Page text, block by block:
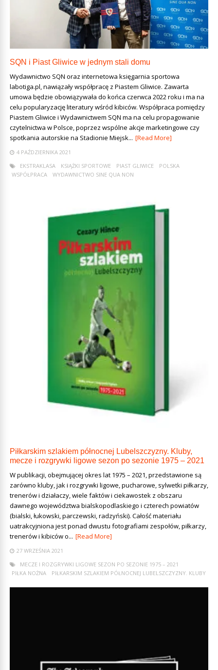
SQN i Piast Gliwice w jednym stali domu
Wydawnictwo SQN oraz internetowa księgarnia sportowa
labotiga.pl, nawiązały współpracę z Piastem Gliwice. Zawarta
umowa będzie obowiązywała do końca czerwca 2022 roku i ma na
celu popularyzację literatury wśród kibiców. Współpraca pomiędzy
Piastem Gliwice i Wydawnictwem SQN ma na celu propagowanie
czytelnictwa w Polsce, poprzez wspólne akcje marketingowe czy
spotkania autorskie na Stadionie Miejsk... [Read More]
4 PAŹDZIERNIKA 2021
EKSTRAKLASA
KSIĄŻKI SPORTOWE PIAST GLIWICE
POLSKA
WSPÓŁPRACA
WYDAWNICTWO SINE QUA NON
Piłkarskim szlakiem północnej Lubelszczyzny. Kluby,
mecze i rozgrywki ligowe sezon po sezonie 1975 – 2021
W publikacji, obejmującej okres lat 1975 – 2021, przedstawione są
zarówno kluby, jak i rozgrywki ligowe, pucharowe, sylwetki piłkarzy,
trenerów i działaczy, wiele faktów i ciekawostek z obszaru
dawnego województwa bialskopodlaskiego i czterech powiatów
(bialski, łukowski, parczewski, radzyński). Całość materiału
uatrakcyjniona jest ponad dwustu fotografiami zespołów, piłkarzy,
trenerów i kibiców o... [Read More]
27 WRZEŚNIA 2021
MECZE I ROZGRYWKI LIGOWE SEZON PO SEZONIE 1975 – 2021
PIŁKA NOŻNA
PIŁKARSKIM SZLAKIEM PÓŁNOCNEJ LUBELSZCZYZNY. KLUBY